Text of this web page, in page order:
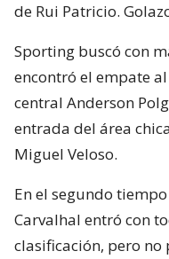
de Rui Patricio.
Sporting buscó con
encontró el empate
central Anderson
entrada del área
Miguel Veloso.
En el segundo
Carvalhal entró con
clasificación, pero no